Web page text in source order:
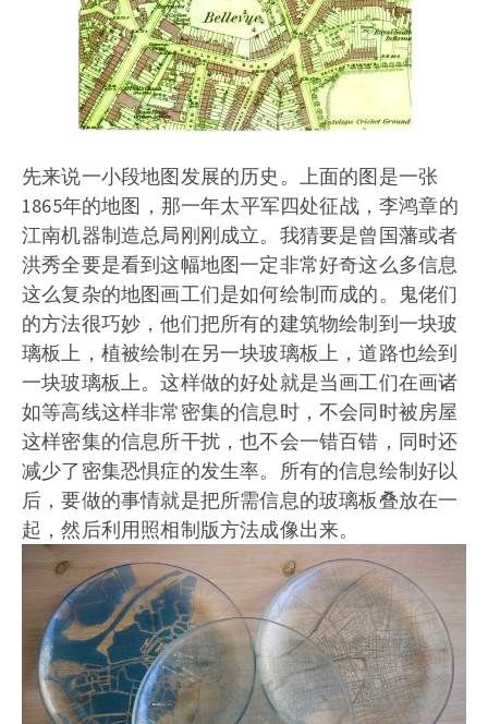
先来说一小段地图发展的历史。上面的图是一张
1865年的地图，那一年太平军四处征战，李鸿章的
江南机器制造总局刚刚成立。我猜要是曾国藩或者
洪秀全要是看到这幅地图一定非常好奇这么多信息
这么复杂的地图画工们是如何绘制而成的。鬼佬们
的方法很巧妙，他们把所有的建筑物绘制到一块玻
璃板上，植被绘制在另一块玻璃板上，道路也绘到
一块玻璃板上。这样做的好处就是当画工们在画诸
如等高线这样非常密集的信息时，不会同时被房屋
这样密集的信息所干扰，也不会一错百错，同时还
减少了密集恐惧症的发生率。所有的信息绘制好以
后，要做的事情就是把所需信息的玻璃板叠放在一
起，然后利用照相制版方法成像出来。